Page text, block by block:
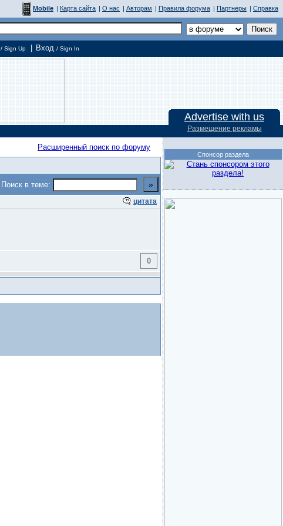
Mobile | Карта сайта | О нас | Авторам | Правила форума | Партнеры | Справка
/ Sign Up Вход / Sign In
Advertise with us
Размещение рекламы
Расширенный поиск по форуму
Поиск в теме:
цитата
0
Спонсор раздела